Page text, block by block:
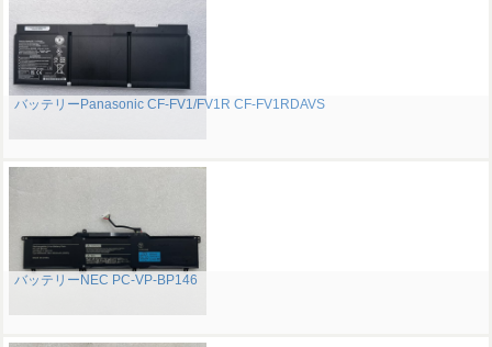
バッテリーPanasonic CF-FV1/FV1R CF-FV1RDAVS
バッテリーNEC PC-VP-BP146